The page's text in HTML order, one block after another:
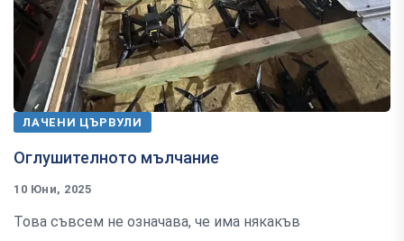
ЛАЧЕНИ ЦЪРВУЛИ
Оглушителното мълчание
10 Юни, 2025
Това съвсем не означава, че има някакъв